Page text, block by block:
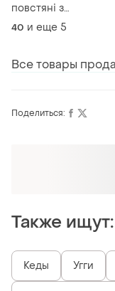
повстяні з
відкритими
пальцями inblu
40 и еще 5
Все товары
Поделиться:
Также ищут:
Кеды Угги